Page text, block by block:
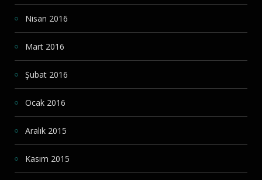
Nisan 2016
Mart 2016
Şubat 2016
Ocak 2016
Aralık 2015
Kasım 2015